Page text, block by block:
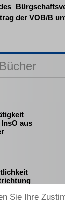
der VOB/B
InsO aus